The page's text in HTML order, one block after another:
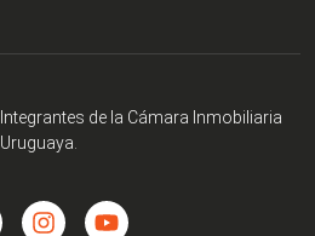
Integrantes de la Cámara Inmobiliaria
Uruguaya.